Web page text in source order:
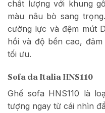
chất lượng với khung
màu nâu bò sang
cường lực và đệm mút
hồi và độ bền cao,
tối ưu.
Sofa da Italia HNS110
Ghế sofa HNS110 là
tượng ngay từ cái nhìn